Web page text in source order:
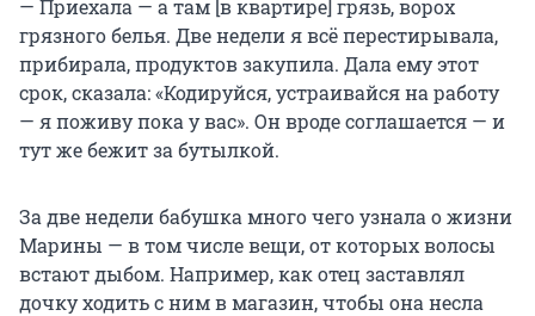
— Приехала — а там [в квартире] грязь, ворох
грязного белья. Две недели я всё перестирывала,
прибирала, продуктов закупила. Дала ему этот
срок, сказала: «Кодируйся, устраивайся на работу
— я поживу пока у вас». Он вроде соглашается — и
тут же бежит за бутылкой.
За две недели бабушка много чего узнала о жизни
Марины — в том числе вещи, от которых волосы
встают дыбом. Например, как отец заставлял
дочку ходить с ним в магазин, чтобы она несла